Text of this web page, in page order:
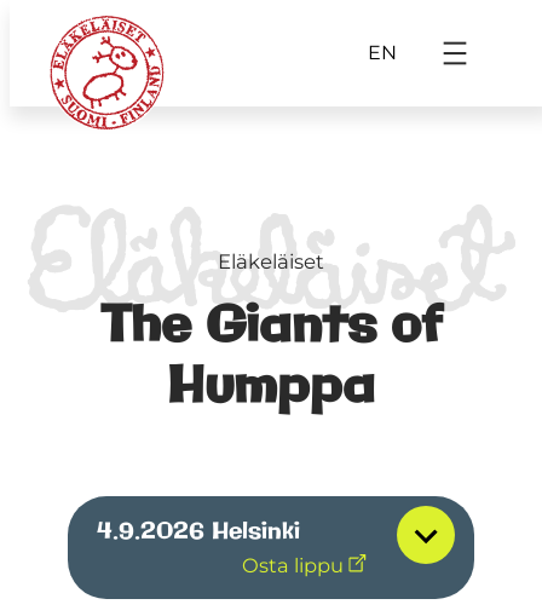
EN
Eläkeläiset
The Giants of
Humppa
4.9.2026 Helsinki
Osta lippu